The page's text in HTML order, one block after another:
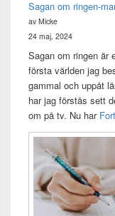
Sagan om ringen-
av Micke
24 maj, 2024
Sagan om ringen är
första världen jag
gammal och uppåt
har jag förstås sett
om på tv. Nu har